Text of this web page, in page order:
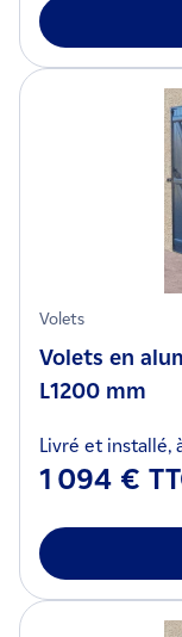
Volets
Volets en
L1200 mm
Livré et installé,
1 094 €